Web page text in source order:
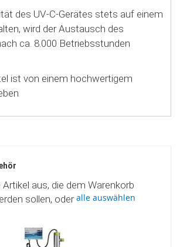
des UV-C-Gerätes stets auf einem
wird der Austausch des
ca. 8.000 Betriebsstunden
ist von einem hochwertigem
Artikel aus, die dem Warenkorb
sollen, oderalle auswählen